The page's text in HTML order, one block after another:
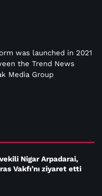
was launched in 2021
the Trend News
Media Group
Nigar Arpadarai,
Vakfı’nı ziyaret etti